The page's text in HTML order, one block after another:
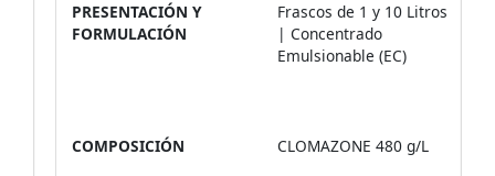
PRESENTACIÓN Y
FORMULACIÓN
Frascos de 1 y 10 Litros
| Concentrado
Emulsionable (EC)
COMPOSICIÓN
CLOMAZONE 480 g/L